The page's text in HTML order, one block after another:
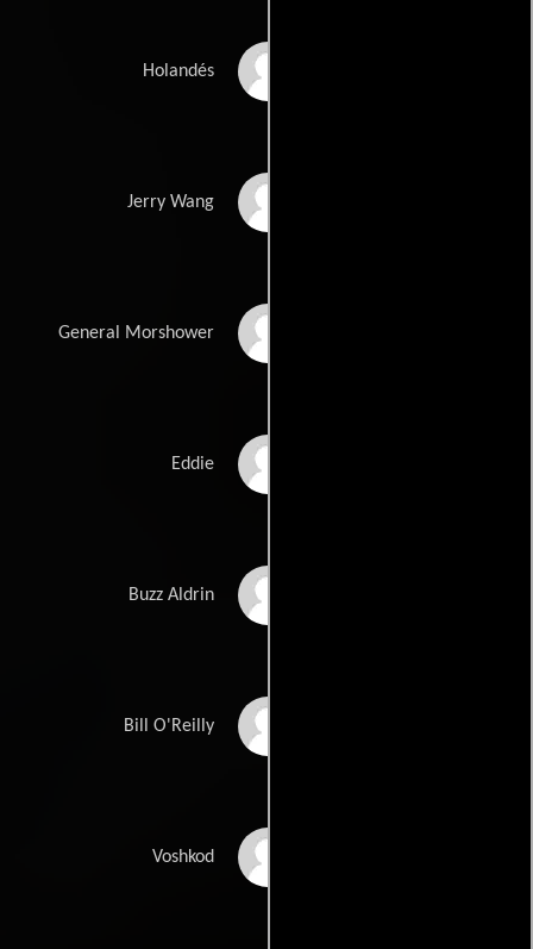
Holandés
Jerry Wang
General Morshower
Eddie
Buzz Aldrin
Bill O'Reilly
Voshkod